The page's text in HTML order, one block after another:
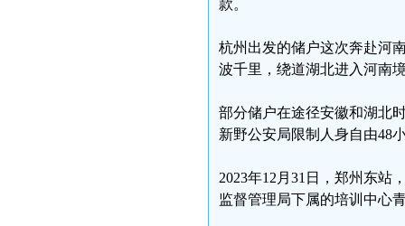
款。
杭州出发的储户这次奔赴河
波千里，绕道湖北进入河南
部分储户在途径安徽和湖北
新野公安局限制人身自由48
2023年12月31日，郑州东站
监督管理局下属的培训中心